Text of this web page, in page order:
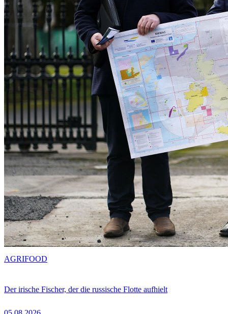
Der irische Fischer, der die russische Flotte aufhielt
AGRIFOOD